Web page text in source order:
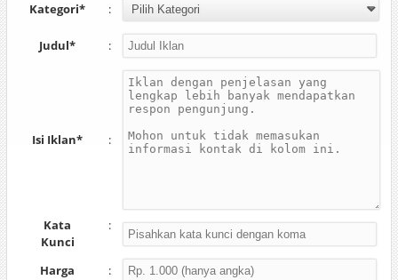
Kategori* :
Judul* :
Isi Iklan* :
Kata
Kunci
:
Harga :